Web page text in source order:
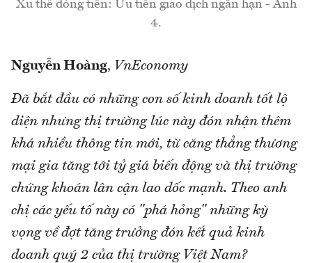
Xu thế dòng tiền: Ưu tiên giao dịch ngắn hạn - Ảnh
4.
Nguyễn Hoàng, VnEconomy
Đã bắt đầu có những con số kinh doanh tốt lộ
diện nhưng thị trường lúc này đón nhận thêm
khá nhiều thông tin mới, từ căng thẳng thương
mại gia tăng tới tỷ giá biến động và thị trường
chứng khoán lân cận lao dốc mạnh. Theo anh
chị các yếu tố này có "phá hỏng" những kỳ
vọng về đợt tăng trưởng đón kết quả kinh
doanh quý 2 của thị trường Việt Nam?